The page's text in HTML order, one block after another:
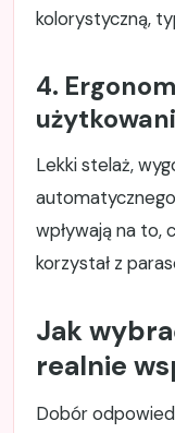
kolorystyczną,
4.
Lekki stelaż,
wpływają na to,
korzystał z
Jak
realnie
Dobór